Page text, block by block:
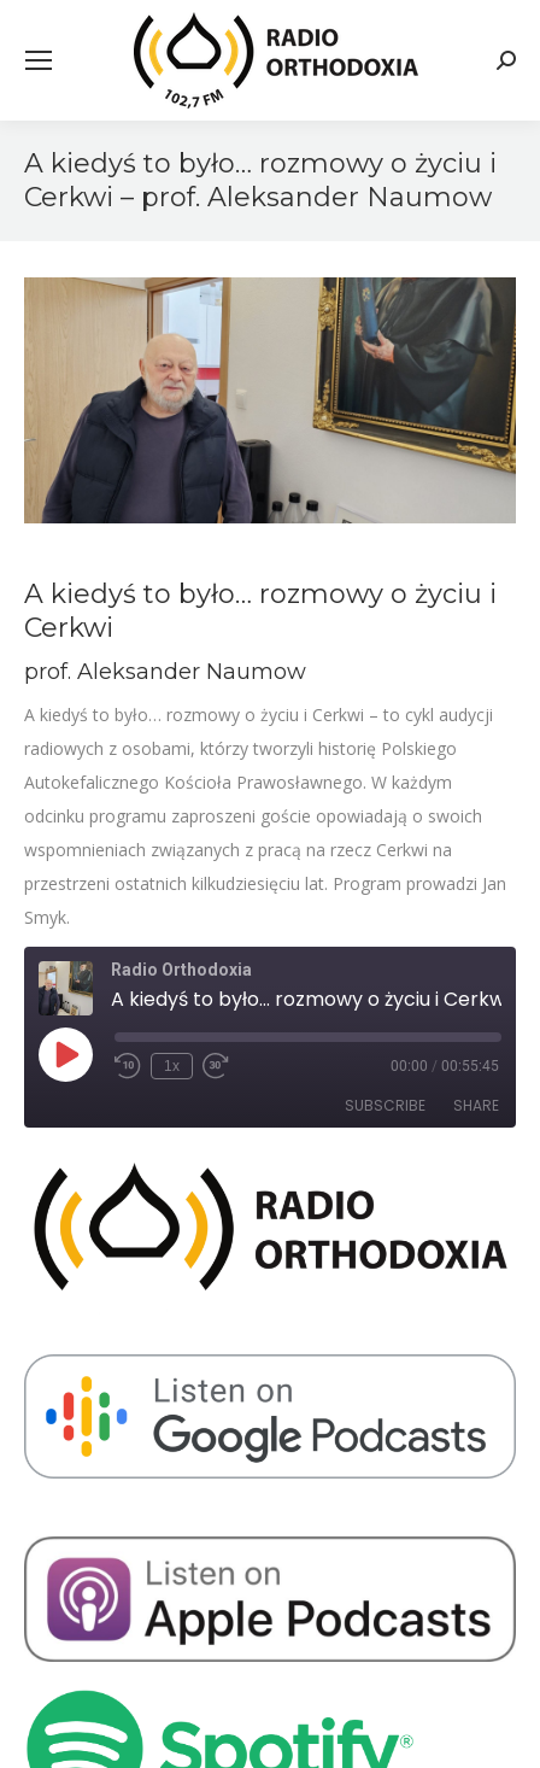
A kiedyś to było… rozmowy o życiu i
Cerkwi – prof. Aleksander Naumow
A kiedyś to było… rozmowy o życiu i
Cerkwi
prof. Aleksander Naumow
A kiedyś to było… rozmowy o życiu i Cerkwi – to cykl audycji
radiowych z osobami, którzy tworzyli historię Polskiego
Autokefalicznego Kościoła Prawosławnego. W każdym
odcinku programu zaproszeni goście opowiadają o swoich
wspomnieniach związanych z pracą na rzecz Cerkwi na
przestrzeni ostatnich kilkudziesięciu lat. Program prowadzi Jan
Smyk.
Radio Orthodoxia
Play
EpisodeRewind
1x
Fast
seconds
00:00 / 00:55:45
SUBSCRIBE SHARE
RSS FEED
SHARE
LINK
EMBED